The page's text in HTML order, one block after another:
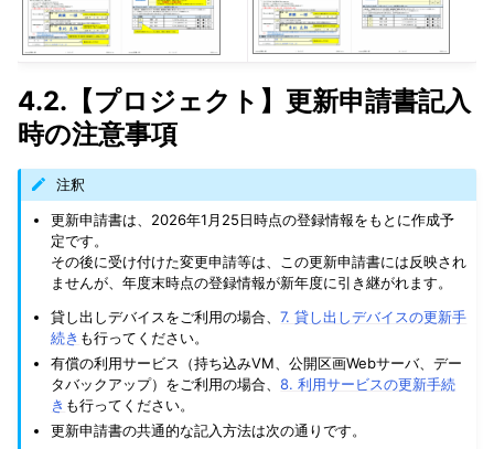
4.2.【プロジェクト】更新申請書記入
時の注意事項
注釈
更新申請書は、2026年1月25日時点の登録情報をもとに作成予
定です。
その後に受け付けた変更申請等は、この更新申請書には反映され
ませんが、年度末時点の登録情報が新年度に引き継がれます。
貸し出しデバイスをご利用の場合、7. 貸し出しデバイスの更新手
続き も行ってください。
有償の利用サービス（持ち込みVM、公開区画Webサーバ、デー
タバックアップ）をご利用の場合、8. 利用サービスの更新手続
き も行ってください。
更新申請書の共通的な記入方法は次の通りです。